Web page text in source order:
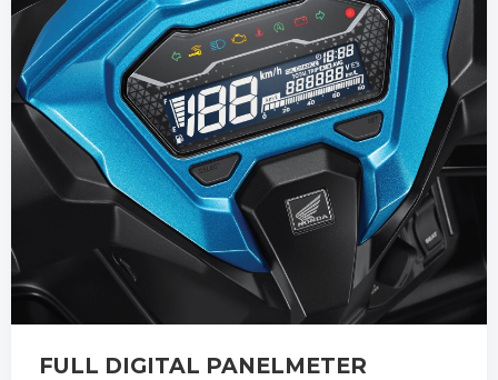
FULL DIGITAL PANELMETER